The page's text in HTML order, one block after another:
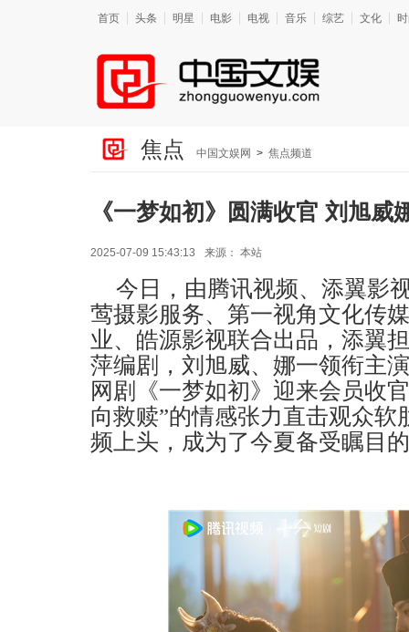
首页 头条 明星 电影 电视 音乐 综艺 文化
焦点 中国文娱网 > 焦点频道
《一梦如初》圆满收官 刘旭
2025-07-09 15:43:13 来源： 本站
今日，由腾讯视频、添翼影
莺摄影服务、第一视角文化传
业、皓源影视联合出品，添翼
萍编剧，刘旭威、娜一领衔主
网剧《一梦如初》迎来会员收
向救赎”的情感张力直击观众
频上头，成为了今夏备受瞩目